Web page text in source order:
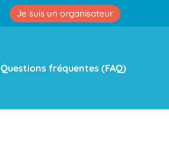
Je suis un organisateur
Questions fréquentes (FAQ)